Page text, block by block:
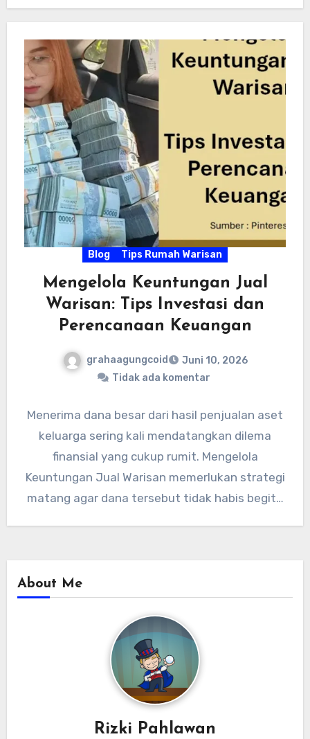
Blog Tips Rumah Warisan
Mengelola Keuntungan Jual
Warisan: Tips Investasi dan
Perencanaan Keuangan
grahaagungcoid
Juni 10, 2026
Tidak ada komentar
Menerima dana besar dari hasil penjualan aset
keluarga sering kali mendatangkan dilema
finansial yang cukup rumit. Mengelola
Keuntungan Jual Warisan memerlukan strategi
matang agar dana tersebut tidak habis begitu
About Me
Rizki Pahlawan